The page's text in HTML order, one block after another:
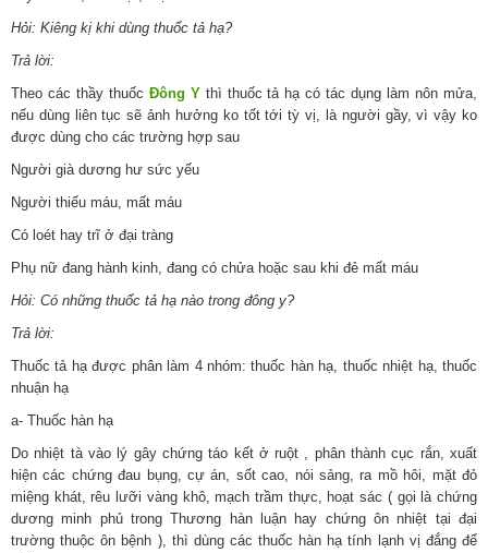
Hỏi: Kiêng kị khi dùng thuốc tả hạ?
Trả lời:
Theo các thầy thuốc Đông Ythì thuốc tả hạ có tác dụng làm nôn mửa,
nếu dùng liên tục sẽ ảnh hưởng ko tốt tới tỳ vị, là người gầy, vì vậy ko
được dùng cho các trường hợp sau
Người già dương hư sức yếu
Người thiếu máu, mất máu
Có loét hay trĩ ở đại tràng
Phụ nữ đang hành kinh, đang có chửa hoặc sau khi đẻ mất máu
Hỏi: Có những thuốc tả hạ nào trong đông y?
Trả lời:
Thuốc tả hạ được phân làm 4 nhóm: thuốc hàn hạ, thuốc nhiệt hạ, thuốc
nhuận hạ
a- Thuốc hàn hạ ​
Do nhiệt tà vào lý gây chứng táo kết ở ruột , phân thành cục rắn, xuất
hiện các chứng đau bụng, cự án, sốt cao, nói sảng, ra mồ hôi, mặt đỏ
miệng khát, rêu lưỡi vàng khô, mạch trầm thực, hoạt sác ( gọi là chứng
dương minh phủ trong Thương hàn luận hay chứng ôn nhiệt tại đại
trường thuộc ôn bệnh ), thì dùng các thuốc hàn hạ tính lạnh vị đắng để